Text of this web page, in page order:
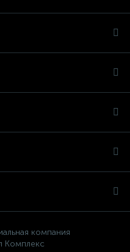
компания
Комплекс